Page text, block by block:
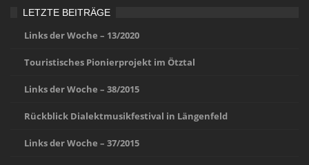
LETZTE BEITRÄGE
Links der Woche – 13/2020
Touristisches Pionierprojekt im Ötztal
Links der Woche – 38/2015
Rückblick Dialektmusikfestival in Längenfeld
Links der Woche – 37/2015